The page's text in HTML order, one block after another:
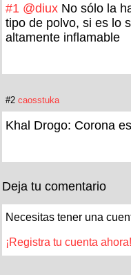
#1 @diux No sólo la
tipo de polvo, si es lo
altamente inflamable
#2 caosstuka
Khal Drogo: Corona
Deja tu comentario
Necesitas tener una
¡Registra tu cuenta ahora!